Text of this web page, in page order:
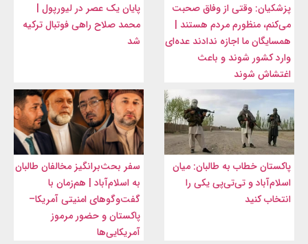
پزشکیان: وقتی از وفاق صحبت
می‌کنم، منظورم مردم هستند |
همسایگان ما اجازه ندادند عده‌ای
وارد کشور شوند و باعث
اغتشاش شوند
پایان یک عصر در لیورپول |
محمد صلاح راهی فوتبال ترکیه
شد
پاکستان خطاب به طالبان: میان
اسلام‌آباد و تی‌تی‌پی یکی را
انتخاب کنید
سفر بحث‌برانگیز مخالفان طالبان
به اسلام‌آباد | هم‌زمان با
گفت‌وگوهای امنیتی آمریکا–
پاکستان و حضور مرموز
آمریکایی‌ها